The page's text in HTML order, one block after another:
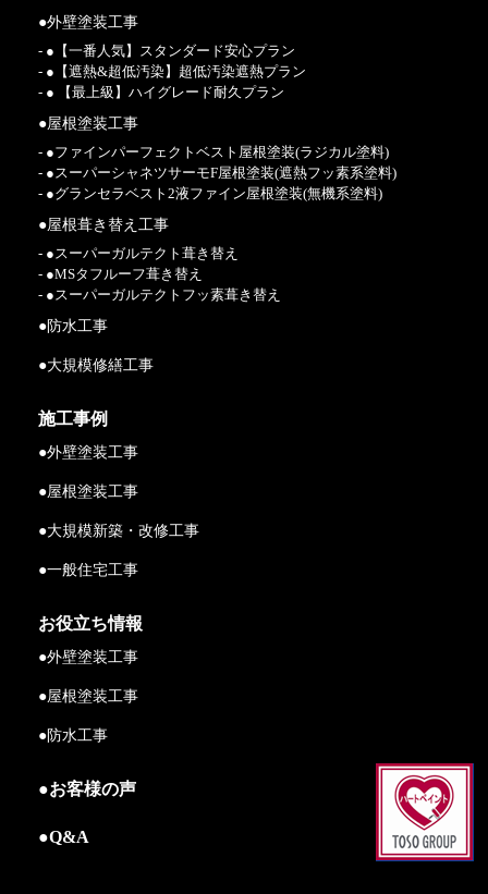
●外壁塗装工事
- ●【一番人気】スタンダード安心プラン
- ●【遮熱&超低汚染】超低汚染遮熱プラン
- ● 【最上級】ハイグレード耐久プラン
●屋根塗装工事
- ●ファインパーフェクトベスト屋根塗装(ラジカル塗料)
- ●スーパーシャネツサーモF屋根塗装(遮熱フッ素系塗料)
- ●グランセラベスト2液ファイン屋根塗装(無機系塗料)
●屋根葺き替え工事
- ●スーパーガルテクト葺き替え
- ●MSタフルーフ葺き替え
- ●スーパーガルテクトフッ素葺き替え
●防水工事
●大規模修繕工事
施工事例
●外壁塗装工事
●屋根塗装工事
●大規模新築・改修工事
●一般住宅工事
お役立ち情報
●外壁塗装工事
●屋根塗装工事
●防水工事
●お客様の声
●Q&A